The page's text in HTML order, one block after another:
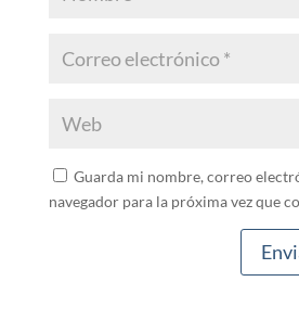
Guarda mi nombre, correo
navegador para la próxima vez que